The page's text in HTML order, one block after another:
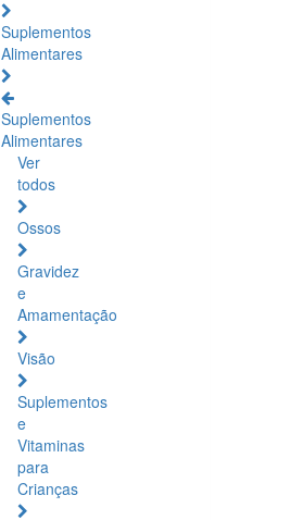
Suplementos
Alimentares
Suplementos
Alimentares
Ver
todos
Ossos
Gravidez
e
Amamentação
Visão
Suplementos
e
Vitaminas
para
Crianças